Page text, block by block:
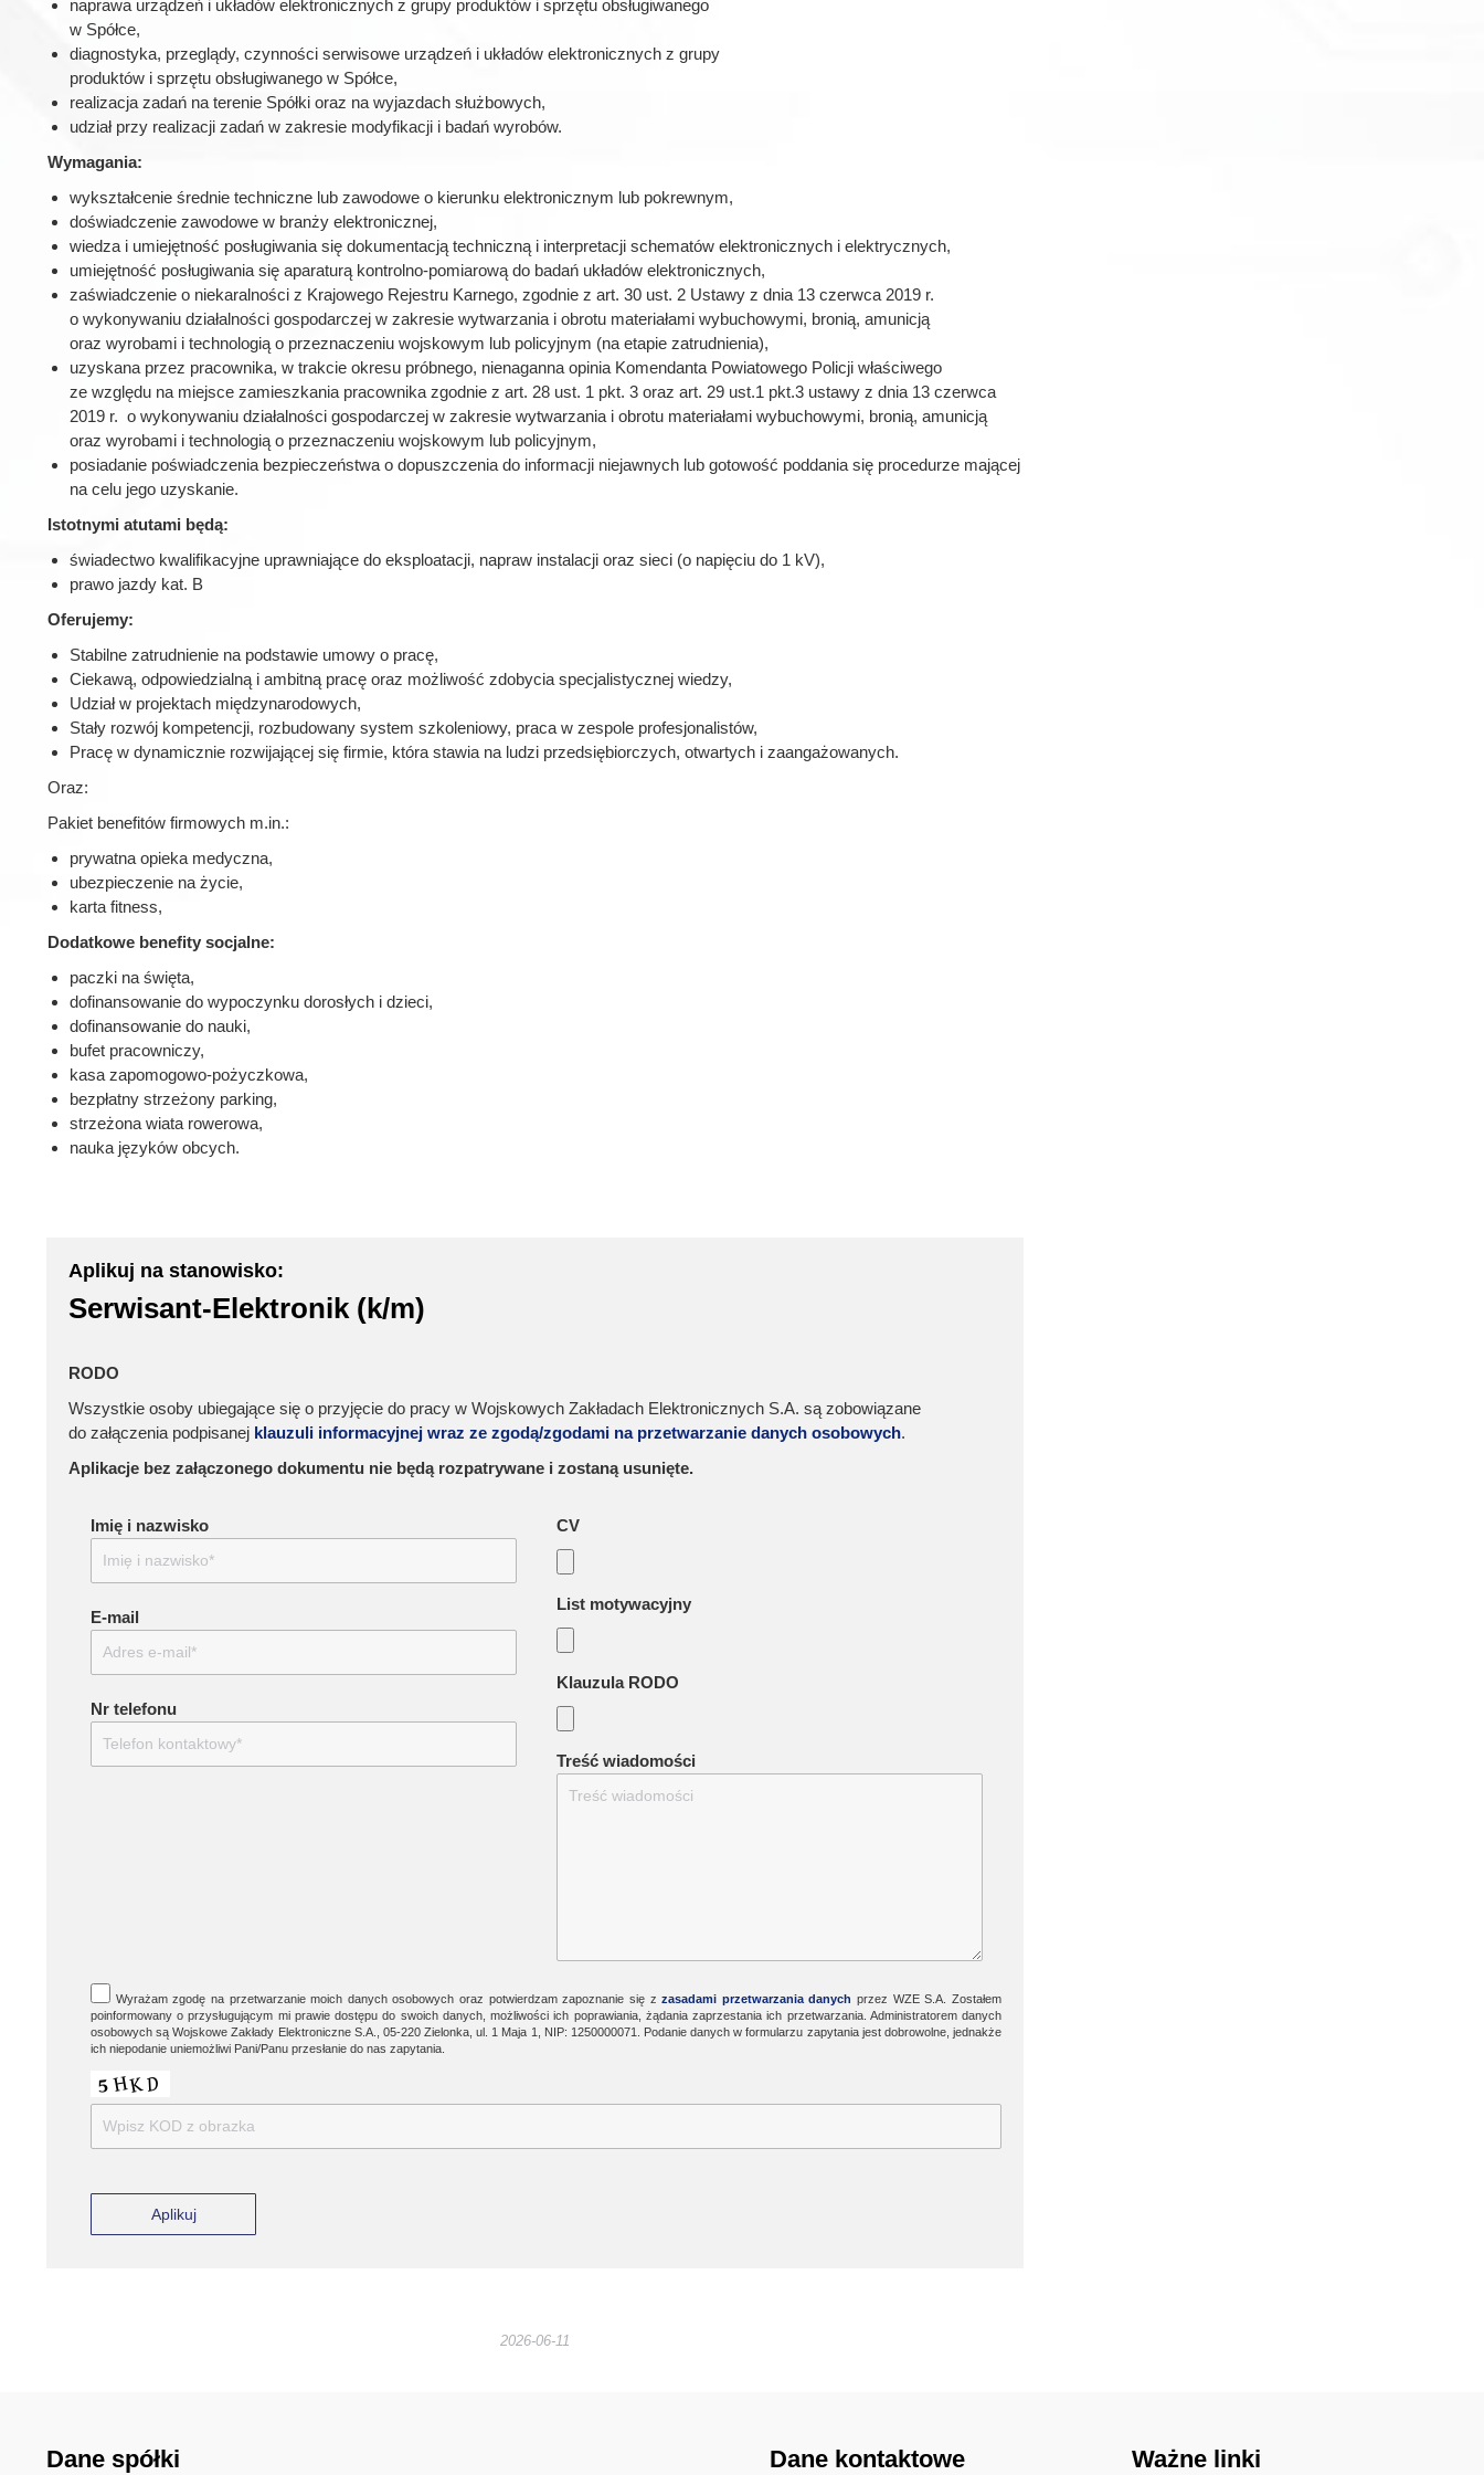
naprawa urządzeń i układów elektronicznych z grupy produktów i sprzętu obsługiwanego
w Spółce,
diagnostyka, przeglądy, czynności serwisowe urządzeń i układów elektronicznych z grupy
produktów i sprzętu obsługiwanego w Spółce,
realizacja zadań na terenie Spółki oraz na wyjazdach służbowych,
udział przy realizacji zadań w zakresie modyfikacji i badań wyrobów.
Wymagania:
wykształcenie średnie techniczne lub zawodowe o kierunku elektronicznym lub pokrewnym,
doświadczenie zawodowe w branży elektronicznej,
wiedza i umiejętność posługiwania się dokumentacją techniczną i interpretacji schematów elektronicznych i elektrycznych,
umiejętność posługiwania się aparaturą kontrolno-pomiarową do badań układów elektronicznych,
zaświadczenie o niekaralności z Krajowego Rejestru Karnego, zgodnie z art. 30 ust. 2 Ustawy z dnia 13 czerwca 2019 r.
o wykonywaniu działalności gospodarczej w zakresie wytwarzania i obrotu materiałami wybuchowymi, bronią, amunicją
oraz wyrobami i technologią o przeznaczeniu wojskowym lub policyjnym (na etapie zatrudnienia),
uzyskana przez pracownika, w trakcie okresu próbnego, nienaganna opinia Komendanta Powiatowego Policji właściwego
ze względu na miejsce zamieszkania pracownika zgodnie z art. 28 ust. 1 pkt. 3 oraz art. 29 ust.1 pkt.3 ustawy z dnia 13 czerwca
2019 r. o wykonywaniu działalności gospodarczej w zakresie wytwarzania i obrotu materiałami wybuchowymi, bronią, amunicją
oraz wyrobami i technologią o przeznaczeniu wojskowym lub policyjnym,
posiadanie poświadczenia bezpieczeństwa o dopuszczenia do informacji niejawnych lub gotowość poddania się procedurze mającej
na celu jego uzyskanie.
Istotnymi atutami będą:
świadectwo kwalifikacyjne uprawniające do eksploatacji, napraw instalacji oraz sieci (o napięciu do 1 kV),
prawo jazdy kat. B
Oferujemy:
Stabilne zatrudnienie na podstawie umowy o pracę,
Ciekawą, odpowiedzialną i ambitną pracę oraz możliwość zdobycia specjalistycznej wiedzy,
Udział w projektach międzynarodowych,
Stały rozwój kompetencji, rozbudowany system szkoleniowy, praca w zespole profesjonalistów,
Pracę w dynamicznie rozwijającej się firmie, która stawia na ludzi przedsiębiorczych, otwartych i zaangażowanych.
Oraz:
Pakiet benefitów firmowych m.in.:
prywatna opieka medyczna,
ubezpieczenie na życie,
karta fitness,
Dodatkowe benefity socjalne:
paczki na święta,
dofinansowanie do wypoczynku dorosłych i dzieci,
dofinansowanie do nauki,
bufet pracowniczy,
kasa zapomogowo-pożyczkowa,
bezpłatny strzeżony parking,
strzeżona wiata rowerowa,
nauka języków obcych.
Aplikuj na stanowisko:
Serwisant-Elektronik (k/m)
RODO
Wszystkie osoby ubiegające się o przyjęcie do pracy w Wojskowych Zakładach Elektronicznych S.A. są zobowiązane
do załączenia podpisanej klauzuli informacyjnej wraz ze zgodą/zgodami na przetwarzanie danych osobowych.
Aplikacje bez załączonego dokumentu nie będą rozpatrywane i zostaną usunięte.
Imię i nazwisko
E-mail
Nr telefonu
CV
List motywacyjny
Klauzula RODO
Treść wiadomości
Wyrażam zgodę na przetwarzanie moich danych osobowych oraz potwierdzam zapoznanie się zzasadami przetwarzania danych przez WZE S.A. Zostałem
poinformowany o przysługującym mi prawie dostępu do swoich danych, możliwości ich poprawiania, żądania zaprzestania ich przetwarzania. Administratorem danych
osobowych są Wojskowe Zakłady Elektroniczne S.A., 05-220 Zielonka, ul. 1 Maja 1, NIP: 1250000071. Podanie danych w formularzu zapytania jest dobrowolne, jednakże
ich niepodanie uniemożliwi Pani/Panu przesłanie do nas zapytania.
Please
leave
this
field
2026-06-11
Dane spółki Dane kontaktowe Ważne linki